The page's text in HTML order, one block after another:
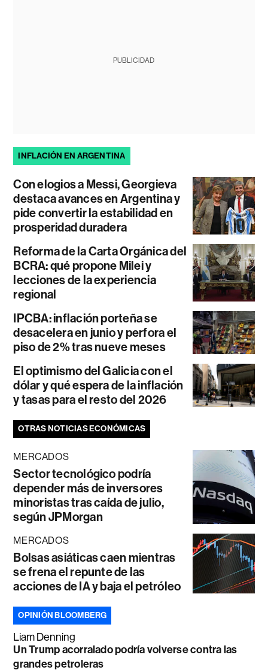
PUBLICIDAD
INFLACIÓN EN ARGENTINA
Con elogios a Messi, Georgieva
destaca avances en Argentina y
pide convertir la estabilidad en
prosperidad duradera
Reforma de la Carta Orgánica del
BCRA: qué propone Milei y
lecciones de la experiencia
regional
IPCBA: inflación porteña se
desacelera en junio y perfora el
piso de 2% tras nueve meses
El optimismo del Galicia con el
dólar y qué espera de la inflación
y tasas para el resto del 2026
OTRAS NOTICIAS ECONÓMICAS
MERCADOS
Sector tecnológico podría
depender más de inversores
minoristas tras caída de julio,
según JPMorgan
MERCADOS
Bolsas asiáticas caen mientras
se frena el repunte de las
acciones de IA y baja el petróleo
OPINIÓN BLOOMBERG
Liam Denning
Un Trump acorralado podría volverse contra las
grandes petroleras